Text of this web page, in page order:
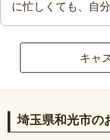
に忙しくても、自
キャ
埼玉県和光市の